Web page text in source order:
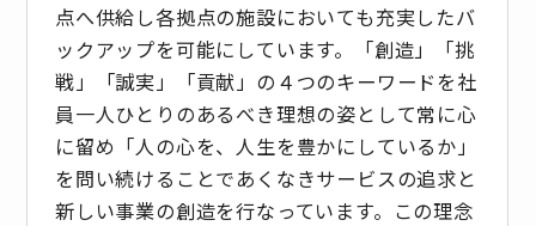
点へ供給し各拠点の施設においても充実したバ
ックアップを可能にしています。「創造」「挑
戦」「誠実」「貢献」の４つのキーワードを社
員一人ひとりのあるべき理想の姿として常に心
に留め「人の心を、人生を豊かにしているか」
を問い続けることであくなきサービスの追求と
新しい事業の創造を行なっています。この理念